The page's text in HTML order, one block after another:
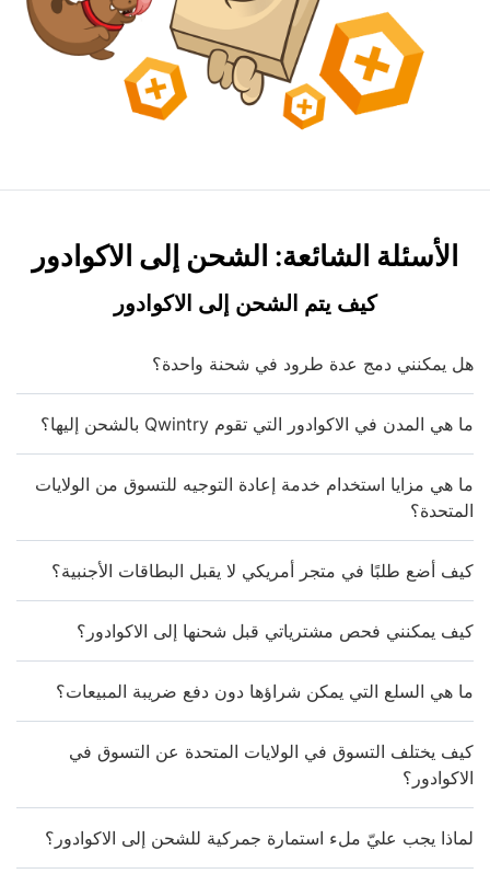
الأسئلة الشائعة: الشحن إلى الاكوادور
كيف يتم الشحن إلى الاكوادور
هل يمكنني دمج عدة طرود في شحنة واحدة؟
ما هي المدن في الاكوادور التي تقوم Qwintry بالشحن إليها؟
ما هي مزايا استخدام خدمة إعادة التوجيه للتسوق من الولايات
المتحدة؟
كيف أضع طلبًا في متجر أمريكي لا يقبل البطاقات الأجنبية؟
كيف يمكنني فحص مشترياتي قبل شحنها إلى الاكوادور؟
ما هي السلع التي يمكن شراؤها دون دفع ضريبة المبيعات؟
كيف يختلف التسوق في الولايات المتحدة عن التسوق في
الاكوادور؟
لماذا يجب عليّ ملء استمارة جمركية للشحن إلى الاكوادور؟